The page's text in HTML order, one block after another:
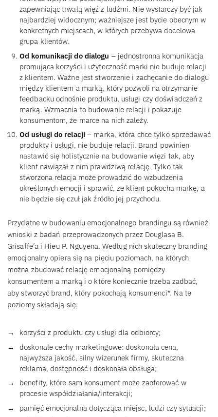
zapewniając trwałą więź z ludźmi. Nie wystarczy być jak
najbardziej widocznym; ważniejsze jest bycie obecnym w
konkretnych miejscach, w których przebywa docelowa
grupa klientów.
Od komunikacji do dialogu – jednostronna komunikacja
promująca korzyści i użyteczność marki nie buduje relacji
z klientem. Ważne jest stworzenie i zachęcanie do dialogu
między klientem a marką, który pozwoli na otrzymanie
feedbacku odnośnie produktu, usługi czy doświadczeń z
marką. Wzmacnia to budowanie relacji i pokazuje
konsumentom, że marce na nich zależy.
Od usługi do relacji – marka, która chce tylko sprzedawać
produkty i usługi, nie buduje relacji. Brand powinien
nastawić się holistycznie na budowanie więzi tak, aby
klient nawiązał z nim prawdziwą relację. Tylko tak
stworzona relacja może prowadzić do wzbudzenia
określonych emocji i sprawić, że klient pokocha markę, a
nie będzie się czuł jak źródło jej przychodu.
Przydatne w budowaniu emocjonalnego brandingu są również
wnioski z badań przeprowadzonych przez Douglasa B.
Grisaffe’a i Hieu P. Nguyena. Według nich skuteczny branding
emocjonalny opiera się na pięciu poziomach, na których
można zbudować relację emocjonalną pomiędzy
konsumentem a marką i o które koniecznie trzeba zadbać,
aby stworzyć brand, który pokochają konsumenci*. Na te
poziomy składają się:
korzyści z produktu czy usługi dla odbiorcy;
doskonałe cechy marketingowe: doskonała cena,
najwyższa jakość, silny wizerunek firmy, skuteczna
reklama, dostępność i doskonała obsługa;
benefity, które sam konsument może zaoferować w
procesie współdziałania/interakcji;
pamięć emocjonalna dotycząca miejsc, ludzi czy sytuacji;